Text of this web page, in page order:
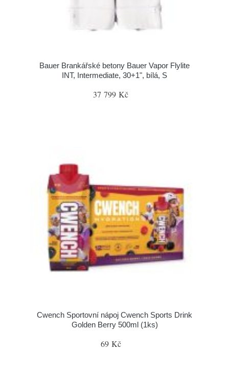
Bauer Brankářské betony Bauer Vapor Flylite
INT, Intermediate, 30+1", bílá, S
37 799 Kč
Cwench Sportovní nápoj Cwench Sports Drink
Golden Berry 500ml (1ks)
69 Kč